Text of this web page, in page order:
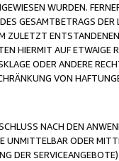
WURDEN.
GESAMTBETRAGS
ZULETZT
HIERMIT AUF
ODER ANDERE
VON
NACH DEN
UNMITTELBAR ODER
DER